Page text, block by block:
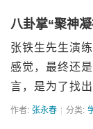
八卦掌“聚神
张铁生先生演
感觉，最终还
言，是为了找出
合一”“天地人
作者: 张永春 分类: